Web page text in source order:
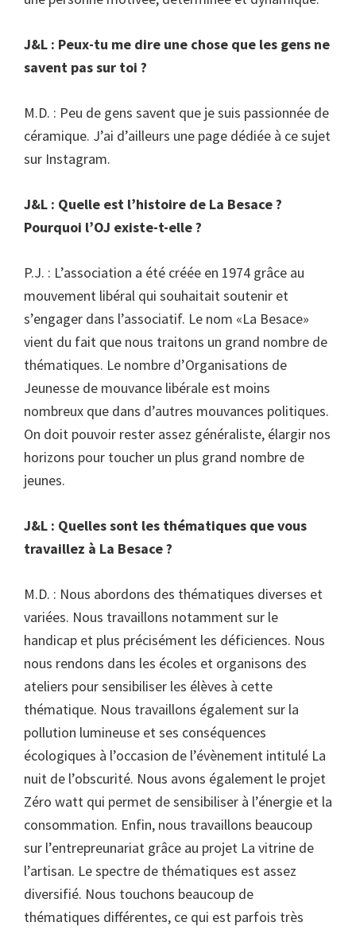
J&L : Peux-tu me dire une chose que les gens ne
savent pas sur toi ?
M.D. : Peu de gens savent que je suis passionnée de
céramique. J’ai d’ailleurs une page dédiée à ce sujet
sur Instagram.
J&L : Quelle est l’histoire de La Besace ?
Pourquoi l’OJ existe-t-elle ?
P.J. : L’association a été créée en 1974 grâce au
mouvement libéral qui souhaitait soutenir et
s’engager dans l’associatif. Le nom «La Besace»
vient du fait que nous traitons un grand nombre de
thématiques. Le nombre d’Organisations de
Jeunesse de mouvance libérale est moins
nombreux que dans d’autres mouvances politiques.
On doit pouvoir rester assez généraliste, élargir nos
horizons pour toucher un plus grand nombre de
jeunes.
J&L : Quelles sont les thématiques que vous
travaillez à La Besace ?
M.D. : Nous abordons des thématiques diverses et
variées. Nous travaillons notamment sur le
handicap et plus précisément les déficiences. Nous
nous rendons dans les écoles et organisons des
ateliers pour sensibiliser les élèves à cette
thématique. Nous travaillons également sur la
pollution lumineuse et ses conséquences
écologiques à l’occasion de l’évènement intitulé La
nuit de l’obscurité. Nous avons également le projet
Zéro watt qui permet de sensibiliser à l’énergie et la
consommation. Enfin, nous travaillons beaucoup
sur l’entrepreunariat grâce au projet La vitrine de
l’artisan. Le spectre de thématiques est assez
diversifié. Nous touchons beaucoup de
thématiques différentes, ce qui est parfois très